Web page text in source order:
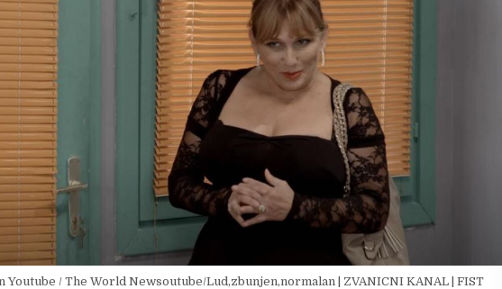
Youtube / The World Newsoutube/Lud,zbunjen,normalan | ZVANICNI KANAL | FIST